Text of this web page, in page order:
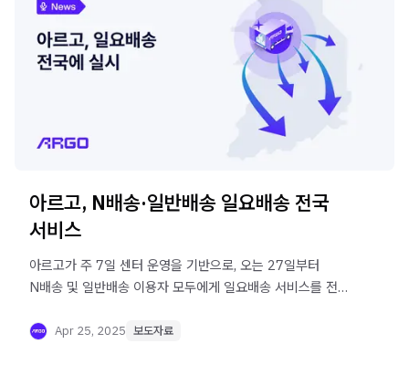
아르고, N배송·일반배송 일요배송 전국
서비스
아르고가 주 7일 센터 운영을 기반으로, 오는 27일부터
N배송 및 일반배송 이용자 모두에게 일요배송 서비스를 전국
Apr 25, 2025 보도자료